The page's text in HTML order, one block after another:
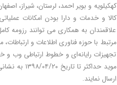
کهکیلویه و بویر احمد، لرستان، شیراز،
کالا و خدمات و دارا بودن امکانات
علاقمندان به همکاری می توانند رزومه
مرتبط با حوزه فناوری اطلاعات و
تجهیزات رایانه‌ای و خطوط ارتباطی وب
ارسال نمایند.